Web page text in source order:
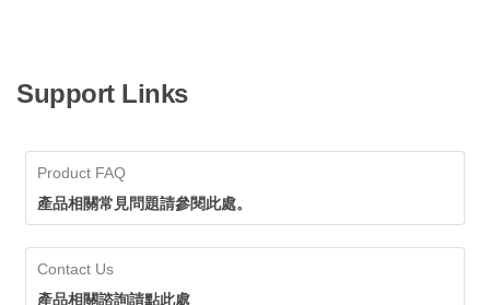
Support Links
Product FAQ
產品相關常見問題請參閱此處。
Contact Us
產品相關諮詢請點此處